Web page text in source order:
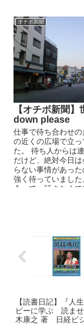
オチボ新聞
【オチボ新聞
down please
仕事で待ち合わせ
の近くの広場で立っ
た。 待ち人からは連
だけど、絶対今日
らない事情があっ
強く待っていました
会って、話さなくて
【読書日記】『人
ピーに学ぶ 読ま
木康之 著 日経ビ